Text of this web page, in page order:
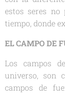
estos seres
tiempo, donde
EL CAMPO DE
Los campos
universo, son
campos de